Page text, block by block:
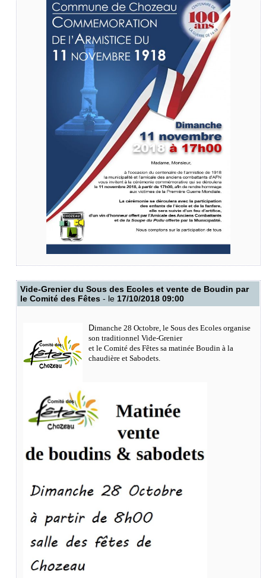
Vide-Grenier du Sous des Ecoles et vente de Boudin par
le Comité des Fêtes - le 17/10/2018 09:00
Dimanche 28 Octobre, le Sous des Ecoles organise
son traditionnel Vide-Grenier
et le Comité des Fêtes sa matinée Boudin à la
chaudière et Sabodets.